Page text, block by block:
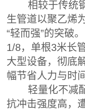
相较于传统钢
生管道以聚乙烯
“轻而强”的突破
1/8，单根3米长
大型设备，彻底
幅节省人力与时
轻量化不减配
抗冲击强度高，